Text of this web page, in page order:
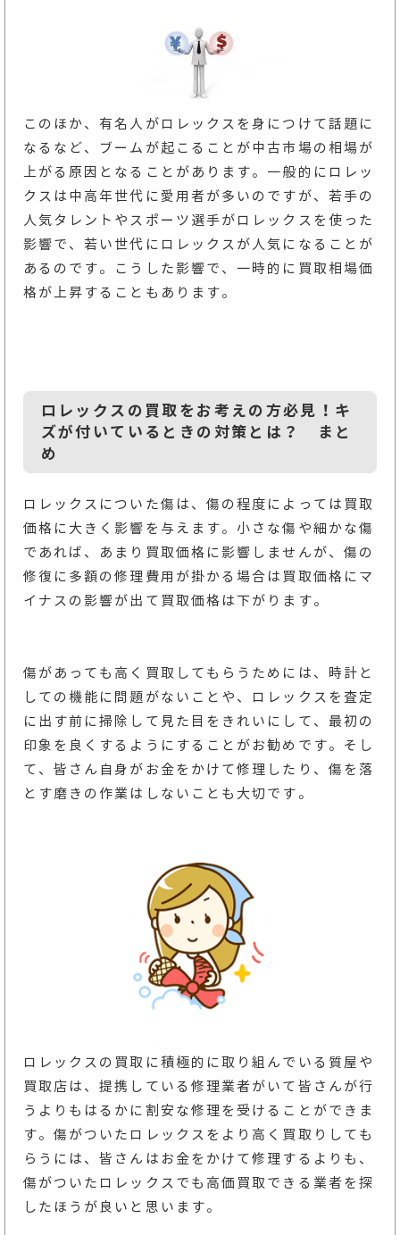
このほか、有名人がロレックスを身につけて話題に
なるなど、ブームが起こることが中古市場の相場が
上がる原因となることがあります。一般的にロレッ
クスは中高年世代に愛用者が多いのですが、若手の
人気タレントやスポーツ選手がロレックスを使った
影響で、若い世代にロレックスが人気になることが
あるのです。こうした影響で、一時的に買取相場価
格が上昇することもあります。
ロレックスの買取をお考えの方必見！キ
ズが付いているときの対策とは？ まと
め
ロレックスについた傷は、傷の程度によっては買取
価格に大きく影響を与えます。小さな傷や細かな傷
であれば、あまり買取価格に影響しませんが、傷の
修復に多額の修理費用が掛かる場合は買取価格にマ
イナスの影響が出て買取価格は下がります。
傷があっても高く買取してもらうためには、時計と
しての機能に問題がないことや、ロレックスを査定
に出す前に掃除して見た目をきれいにして、最初の
印象を良くするようにすることがお勧めです。そし
て、皆さん自身がお金をかけて修理したり、傷を落
とす磨きの作業はしないことも大切です。
ロレックスの買取に積極的に取り組んでいる質屋や
買取店は、提携している修理業者がいて皆さんが行
うよりもはるかに割安な修理を受けることができま
す。傷がついたロレックスをより高く買取りしても
らうには、皆さんはお金をかけて修理するよりも、
傷がついたロレックスでも高価買取できる業者を探
したほうが良いと思います。